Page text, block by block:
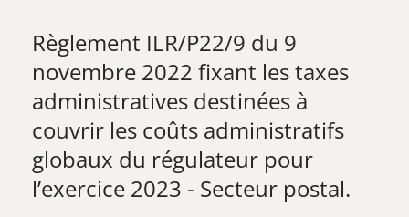
​Règlement ILR/P22/9 du 9
novembre 2022 fixant les taxes
administratives destinées à
couvrir les coûts administratifs
globaux du régulateur pour
l’exercice 2023 - Secteur postal.​